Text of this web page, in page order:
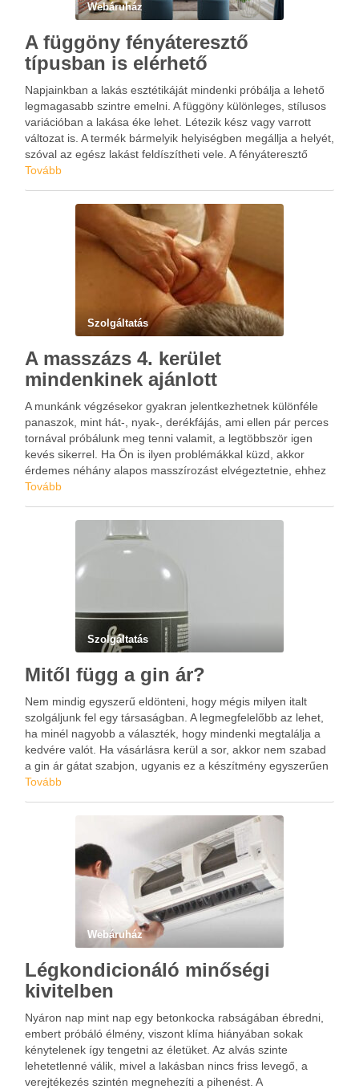
Webáruház
A függöny fényáteresztő
típusban is elérhető
Napjainkban a lakás esztétikáját mindenki próbálja a lehető
legmagasabb szintre emelni. A függöny különleges, stílusos
variációban a lakása éke lehet. Létezik kész vagy varrott
változat is. A termék bármelyik helyiségben megállja a helyét,
szóval az egész lakást feldíszítheti vele. A fényáteresztő
típus nagy előnye, hogy világos marad a szobában, azonban
Tovább
Szolgáltatás
A masszázs 4. kerület
mindenkinek ajánlott
A munkánk végzésekor gyakran jelentkezhetnek különféle
panaszok, mint hát-, nyak-, derékfájás, ami ellen pár perces
tornával próbálunk meg tenni valamit, a legtöbbször igen
kevés sikerrel. Ha Ön is ilyen problémákkal küzd, akkor
érdemes néhány alapos masszírozást elvégeztetnie, ehhez
pedig vegye igénybe a masszázs 4. kerület szolgáltatást,
Tovább
Szolgáltatás
Mitől függ a gin ár?
Nem mindig egyszerű eldönteni, hogy mégis milyen italt
szolgáljunk fel egy társaságban. A legmegfelelőbb az lehet,
ha minél nagyobb a választék, hogy mindenki megtalálja a
kedvére valót. Ha vásárlásra kerül a sor, akkor nem szabad
a gin ár gátat szabjon, ugyanis ez a készítmény egyszerűen
kivételes a maga nemében.
Tovább
Webáruház
Légkondicionáló minőségi
kivitelben
Nyáron nap mint nap egy betonkocka rabságában ébredni,
embert próbáló élmény, viszont klíma hiányában sokak
kénytelenek így tengetni az életüket. Az alvás szinte
lehetetlenné válik, mivel a lakásban nincs friss levegő, a
verejtékezés szintén megnehezíti a pihenést. A